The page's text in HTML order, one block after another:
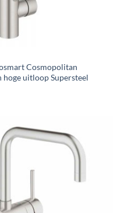
Cosmopolitan
hoge uitloop Supersteel